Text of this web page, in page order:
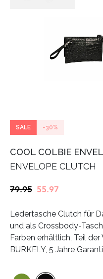
SALE -30%
COOL COLBIE
ENVELOPE CLUTCH
79.95 Ursprünglicher
war:
€79.95
55.97
ist:
€55.97.
Ledertasche Clutch für
und als Crossbody-
Farben erhältlich, Teil
BURKELY, 5 Jahre